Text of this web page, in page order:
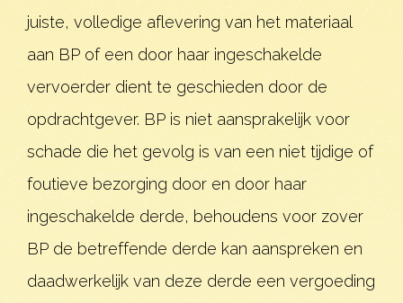
juiste, volledige aflevering van het materiaal
aan BP of een door haar ingeschakelde
vervoerder dient te geschieden door de
opdrachtgever. BP is niet aansprakelijk voor
schade die het gevolg is van een niet tijdige of
foutieve bezorging door en door haar
ingeschakelde derde, behoudens voor zover
BP de betreffende derde kan aanspreken en
daadwerkelijk van deze derde een vergoeding